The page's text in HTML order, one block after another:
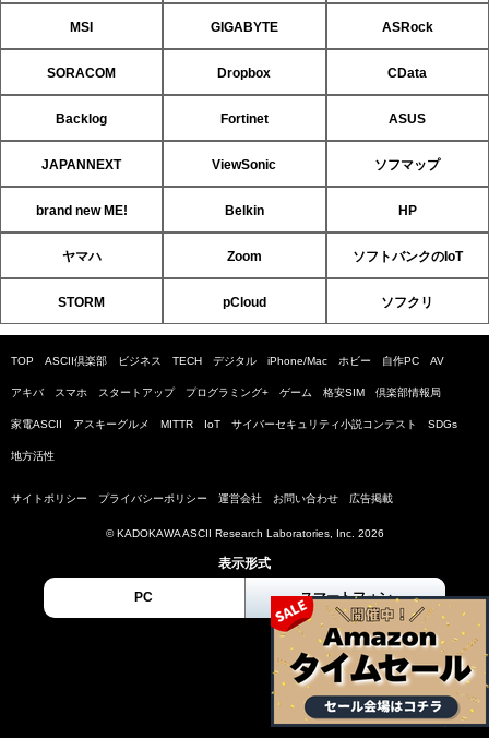
MSI GIGABYTE ASRock
SORACOM Dropbox CData
Backlog Fortinet ASUS
JAPANNEXT ViewSonic ソフマップ
brand new ME! Belkin HP
ヤマハ Zoom ソフトバンクのIoT
STORM pCloud ソフクリ
TOP ASCII倶楽部 ビジネス TECH デジタル iPhone/Mac ホビー 自作PC AV
アキバ スマホ スタートアップ プログラミング+ ゲーム 格安SIM 倶楽部情報局
家電ASCII アスキーグルメ MITTR IoT サイバーセキュリティ小説コンテスト SDGs
地方活性
サイトポリシー プライバシーポリシー 運営会社 お問い合わせ 広告掲載
© KADOKAWA ASCII Research Laboratories, Inc. 2026
表示形式
PC スマートフォン